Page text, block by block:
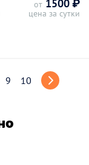
от 1500 ₽
цена за сутки
9 10